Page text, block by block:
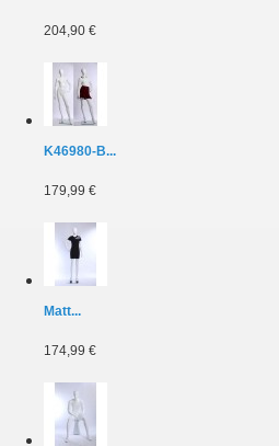
204,90 €
K46980-B...
179,99 €
Matt...
174,99 €